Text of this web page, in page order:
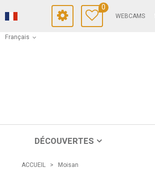
Français
0
WEBCAMS
DÉCOUVERTES
ACCUEIL > Moisan